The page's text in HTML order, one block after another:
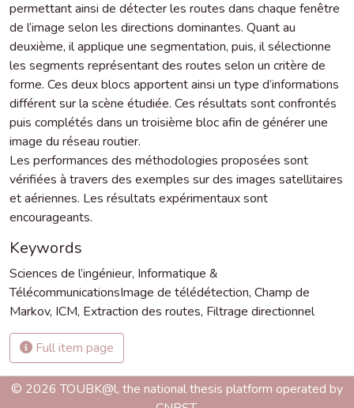
permettant ainsi de détecter les routes dans chaque fenêtre
de l’image selon les directions dominantes. Quant au
deuxième, il applique une segmentation, puis, il sélectionne
les segments représentant des routes selon un critère de
forme. Ces deux blocs apportent ainsi un type d’informations
différent sur la scène étudiée. Ces résultats sont confrontés
puis complétés dans un troisième bloc afin de générer une
image du réseau routier.
Les performances des méthodologies proposées sont
vérifiées à travers des exemples sur des images satellitaires
et aériennes. Les résultats expérimentaux sont
encourageants.
Keywords
Sciences de l’ingénieur, Informatique &
TélécommunicationsImage de télédétection, Champ de
Markov, ICM, Extraction des routes, Filtrage directionnel
Full item page
© 2026 TOUBK@l, the national thesis platform operated by